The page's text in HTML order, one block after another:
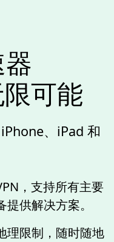
可能
、iPad 和
，支持所有主要
供解决方案。
理限制，随时随地